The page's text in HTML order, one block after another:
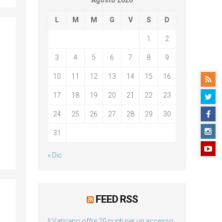
L M M G V S D
1 2
3 4 5 6 7 8 9
10 11 12 13 14 15 16
17 18 19 20 21 22 23
24 25 26 27 28 29 30
31
« Dic
FEED RSS